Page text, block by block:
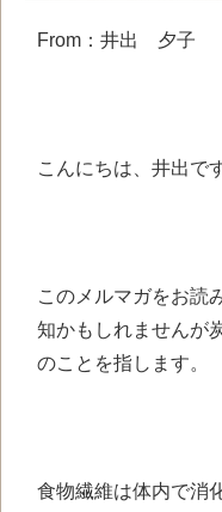
From：井出 夕子
こんにちは、井出で
このメルマガをお読
知かもしれませんが
のことを指します。
食物繊維は体内で消